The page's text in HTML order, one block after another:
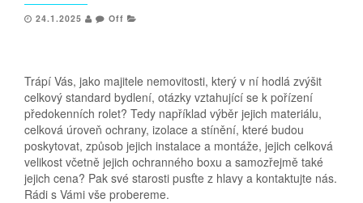
24.1.2025 Off
Trápí Vás, jako majitele nemovitosti, který v ní hodlá zvýšit
celkový standard bydlení, otázky vztahující se k pořízení
předokenních rolet? Tedy například výběr jejich materiálu,
celková úroveň ochrany, izolace a stínění, které budou
poskytovat, způsob jejich instalace a montáže, jejich celková
velikost včetně jejich ochranného boxu a samozřejmě také
jejich cena? Pak své starosti pusťte z hlavy a kontaktujte nás.
Rádi s Vámi vše probereme.